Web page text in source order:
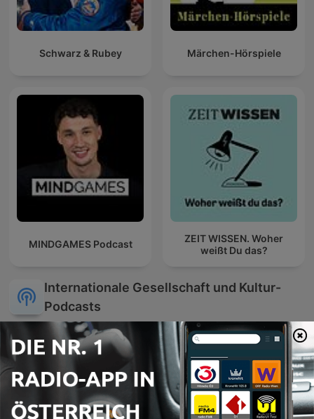
Schwarz & Rubey Märchen-Hörspiele
MINDGAMES Podcast
ZEIT WISSEN. Woher
weißt Du das?
Internationale Gesellschaft und Kultur-
Podcasts